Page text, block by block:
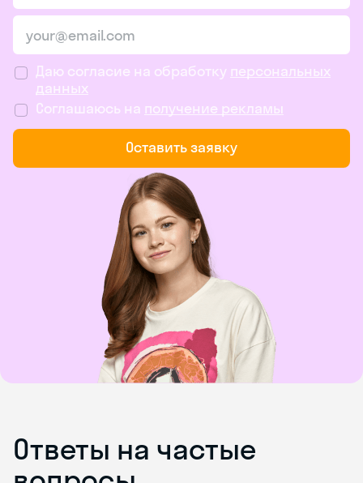
Даю согласие на обработку персональных
данных
Соглашаюсь на получение рекламы
Оставить заявку
Ответы на частые